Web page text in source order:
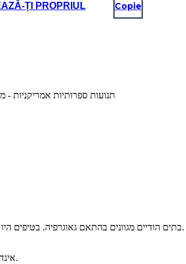
ȚI PROPRIUL Copie
תנועות ספרותיות אמריקניות
בתים הודיים מגוונים בהתאם גאוגרפיה. בטיפים היו נפוצים באזור הצפון ומישורים כמו האנשים הלכו חילוף עונות או תנועה של עדר.
אינדיאנים היו ידועים חיים מעל פני האדמה ועל המסורות הרוחניות העשירות שלהם.